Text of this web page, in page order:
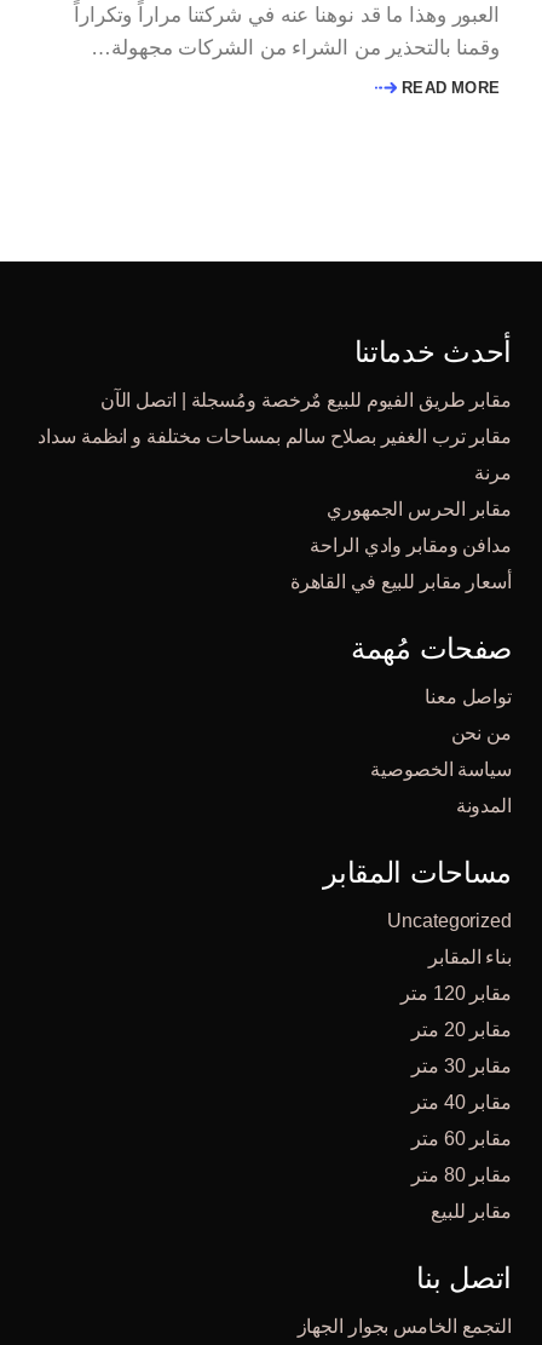
العبور وهذا ما قد نوهنا عنه في شركتنا مراراً وتكراراً
وقمنا بالتحذير من الشراء من الشركات مجهولة…
READ MORE
أحدث خدماتنا
مقابر طريق الفيوم للبيع مٌرخصة ومُسجلة | اتصل الآن
مقابر ترب الغفير بصلاح سالم بمساحات مختلفة و انظمة سداد
مرنة
مقابر الحرس الجمهوري
مدافن ومقابر وادي الراحة
أسعار مقابر للبيع في القاهرة
صفحات مُهمة
تواصل معنا
من نحن
سياسة الخصوصية
المدونة
مساحات المقابر
Uncategorized
بناء المقابر
مقابر 120 متر
مقابر 20 متر
مقابر 30 متر
مقابر 40 متر
مقابر 60 متر
مقابر 80 متر
مقابر للبيع
اتصل بنا
التجمع الخامس بجوار الجهاز